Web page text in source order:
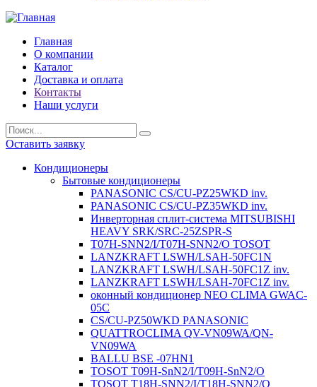
Главная
О компании
Каталог
Доставка и оплата
Контакты
Наши услуги
Оставить заявку
Кондиционеры
Бытовые кондиционеры
PANASONIC CS/CU-PZ25WKD inv.
PANASONIC CS/CU-PZ35WKD inv.
Инверторная сплит-система MITSUBISHI
HEAVY SRK/SRC-25ZSPR-S
T07H-SNN2/I/T07H-SNN2/O TOSOT
LANZKRAFT LSWH/LSAH-50FC1N
LANZKRAFT LSWH/LSAH-50FC1Z inv.
LANZKRAFT LSWH/LSAH-70FC1Z inv.
оконный кондиционер NEO CLIMA GWAC-
05C
CS/CU-PZ50WKD PANASONIC
QUATTROCLIMA QV-VN09WA/QN-
VN09WA
BALLU BSE -07HN1
TOSOT T09H-SnN2/I/T09H-SnN2/O
TOSOT T18H-SNN2/I/T18H-SNN2/O